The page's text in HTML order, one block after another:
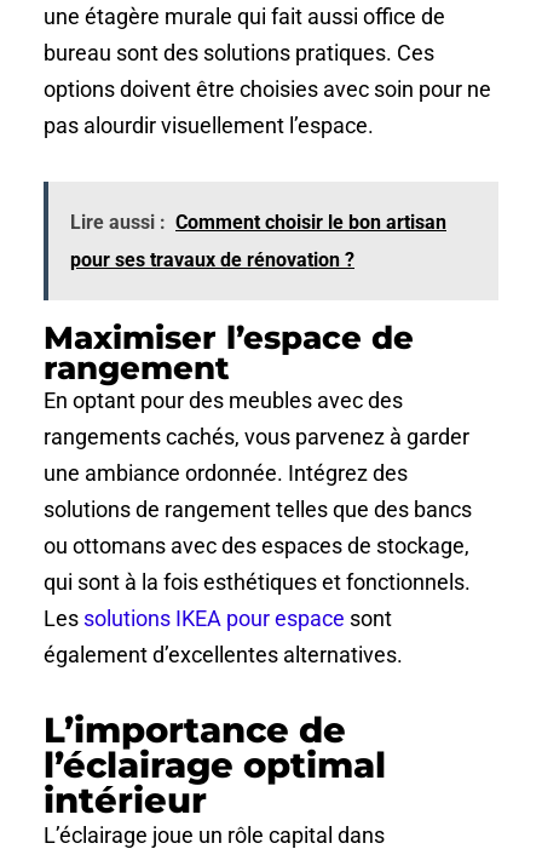
une étagère murale qui fait aussi office de
bureau sont des solutions pratiques. Ces
options doivent être choisies avec soin pour ne
pas alourdir visuellement l’espace.
Lire aussi : Comment choisir le bon artisan
pour ses travaux de rénovation ?
Maximiser l’espace de
rangement
En optant pour des meubles avec des
rangements cachés, vous parvenez à garder
une ambiance ordonnée. Intégrez des
solutions de rangement telles que des bancs
ou ottomans avec des espaces de stockage,
qui sont à la fois esthétiques et fonctionnels.
Les solutions IKEA pour espace sont
également d’excellentes alternatives.
L’importance de
l’éclairage optimal
intérieur
L’éclairage joue un rôle capital dans